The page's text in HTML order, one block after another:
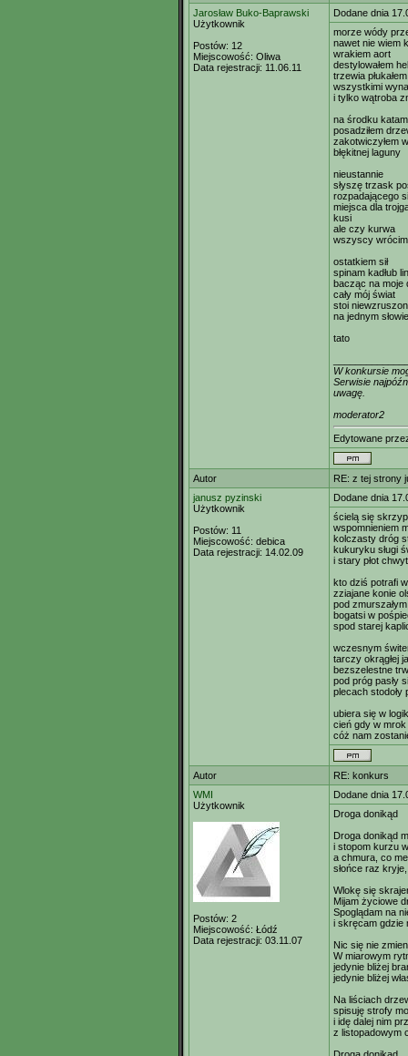
Jarosław Buko-Baprawski
Użytkownik
Postów: 12
Miejscowość: Oliwa
Data rejestracji: 11.06.11
Dodane dnia
morze wódy
nawet nie wiem
wrakiem aort
destylowałem
trzewia płukałem
wszystkimi
i tylko wątroba
na środku
posadziłem
zakotwiczyłem
błękitnej laguny
nieustannie
słyszę trzask
rozpadającego
miejsca dla
kusi
ale czy kurwa
wszyscy
ostatkiem sił
spinam kadłub
bacząc na moje
cały mój świat
stoi
na jednym słowie
tato
W konkursie
Serwisie
uwagę.
moderator2
Edytowane
Autor
RE: z tej strony
janusz pyzinski
Użytkownik
Postów: 11
Miejscowość: debica
Data rejestracji: 14.02.09
Dodane dnia
ścielą się
wspomnieniem
kolczasty dróg
kukuryku sługi
i stary płot
kto dziś potrafi
zziajane konie
pod
bogatsi w
spod starej
wczesnym
tarczy okrągłej
bezszelestne
pod próg pasły
plecach stodoły
ubiera się w
cień gdy w mrok
cóż nam
Autor
RE: konkurs
WMI
Użytkownik
Postów: 2
Miejscowość: Łódź
Data rejestracji: 03.11.07
Dodane dnia
Droga donikąd
Droga donikąd
i stopom kurzu
a chmura, co me
słońce raz
Wlokę się
Mijam życiowe
Spoglądam na
i skręcam gdzie
Nic się nie
W miarowym
jedynie bliżej
jedynie bliżej
Na liściach
spisuję strofy
i idę dalej nim
z listopadowym